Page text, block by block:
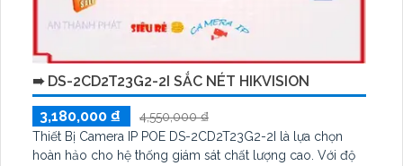
➠ DS-2CD2T23G2-2I SẮC NÉT HIKVISION
3,180,000 ₫
4,550,000 ₫
Thiết Bị Camera IP POE DS-2CD2T23G2-2I là lựa chọn
hoàn hảo cho hệ thống giám sát chất lượng cao. Với độ